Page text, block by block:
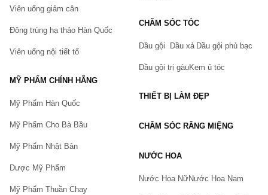
Viên uống giảm cân
Đông trùng hạ thảo Hàn Quốc
Viên uống nội tiết tố
MỸ PHẨM CHÍNH HÃNG
Mỹ Phẩm Hàn Quốc
Mỹ Phẩm Cho Bà Bầu
Mỹ Phẩm Nhật Bản
Dược Mỹ Phẩm
Mỹ Phẩm Thuần Chay
CHĂM SÓC TÓC
Dầu gội Dầu xả Dầu gội phủ bạc
Dầu gội trị gàuKem ủ tóc
THIẾT BỊ LÀM ĐẸP
CHĂM SÓC RĂNG MIỆNG
NƯỚC HOA
Nước Hoa NữNước Hoa Nam